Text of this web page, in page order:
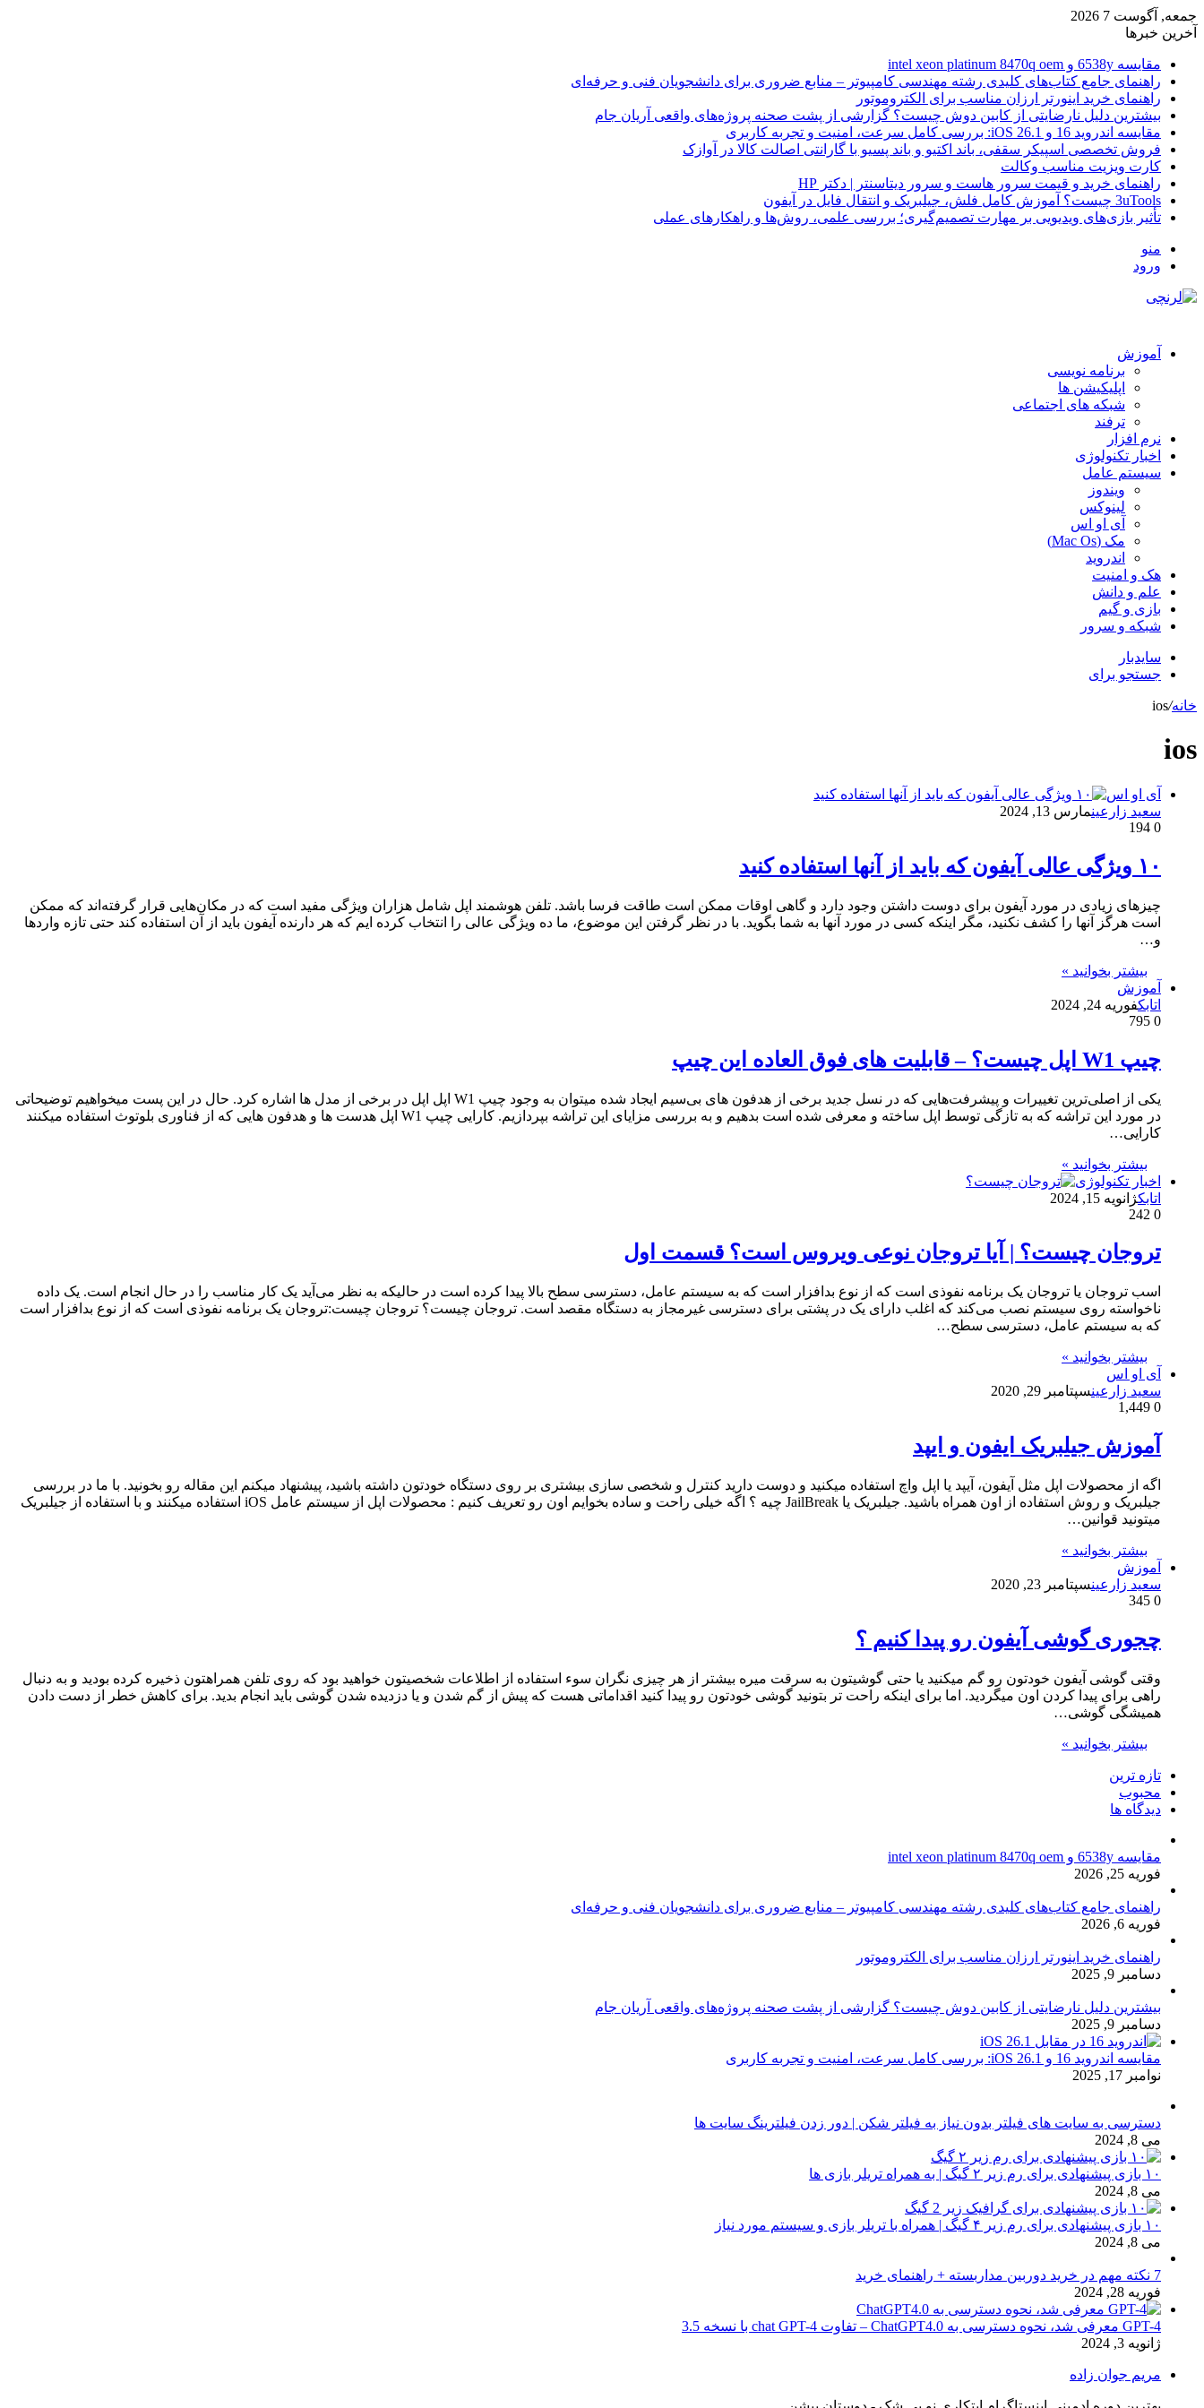
جمعه, آگوست 7 2026
آخرین خبرها
مقایسه 6538y و intel xeon platinum 8470q oem
راهنمای جامع کتاب‌های کلیدی رشته مهندسی کامپیوتر – منابع ضروری برای دانشجویان فنی و حرفه‌ای
راهنمای خرید اینورتر ارزان مناسب برای الکتروموتور
بیشترین دلیل نارضایتی از کابین دوش چیست؟ گزارشی از پشت صحنه پروژه‌های واقعی آریان جام
مقایسه اندروید 16 و iOS 26.1: بررسی کامل سرعت، امنیت و تجربه کاربری
فروش تخصصی اسپیکر سقفی، باند اکتیو و باند پسیو با گارانتی اصالت کالا در آوازک
کارت ویزیت مناسب وکالت
راهنمای خرید و قیمت سرور هاست و سرور دیتاسنتر | دکتر HP
3uTools چیست؟ آموزش کامل فلش، جیلبریک و انتقال فایل در آیفون
تأثیر بازی‌های ویدیویی بر مهارت تصمیم‌گیری؛ بررسی علمی، روش‌ها و راهکارهای عملی
منو
ورود
آموزش
برنامه نویسی
اپلیکیشن ها
شبکه های اجتماعی
ترفند
نرم افزار
اخبار تکنولوژی
سیستم عامل
ویندوز
لینوکس
آی او اس
مک (Mac Os)
اندروید
هک و امنیت
علم و دانش
بازی و گیم
شبکه و سرور
سایدبار
جستجو برای
خانه/
ios
ios
آی او اس
سعید زارعینمارس 13, 2024
0
۱۰ ویژگی عالی آیفون که باید از آنها استفاده کنید
چیزهای زیادی در مورد آیفون برای دوست داشتن وجود دارد و گاهی اوقات ممکن است طاقت فرسا باشد. تلفن هوشمند اپل شامل هزاران ویژگی مفید است که در مکان‌هایی قرار گرفته‌اند که ممکن
است هرگز آنها را کشف نکنید، مگر اینکه کسی در مورد آنها به شما بگوید. با در نظر گرفتن این موضوع، ما ده ویژگی عالی را انتخاب کرده ایم که هر دارنده آیفون باید از آن استفاده کند حتی تازه واردها
و…
بیشتر بخوانید »
آموزش
اتابکفوریه 24, 2024
0
چیپ W1 اپل چیست؟ – قابلیت های فوق العاده این چیپ
یکی از اصلی‌ترین تغییرات و پیشرفت‌هایی که در نسل جدید برخی از هدفون های بی‌سیم ایجاد شده میتوان به وجود چیپ W1 اپل اپل در برخی از مدل ها اشاره کرد. حال در این پست میخواهیم توضیحاتی
در مورد این تراشه که به تازگی توسط اپل ساخته و معرفی شده است بدهیم و به بررسی مزایای این تراشه بپردازیم. کارایی چیپ W1 اپل هدست ها و هدفون هایی که از فناوری بلوتوث استفاده میکنند
کارایی…
بیشتر بخوانید »
اخبار تکنولوژی
اتابکژانویه 15, 2024
0
تروجان چیست؟ | آیا تروجان نوعی ویروس است؟ قسمت اول
اسب تروجان یا تروجان یک برنامه نفوذی است که از نوع بدافزار است که به سیستم عامل، دسترسی سطح بالا پیدا کرده است در حالیکه به نظر می‌آید یک کار مناسب را در حال انجام است. یک داده
ناخواسته روی سیستم نصب می‌کند که اغلب دارای یک در پشتی برای دسترسی غیرمجاز به دستگاه مقصد است. تروجان چیست؟ تروجان چیست:تروجان یک برنامه نفوذی است که از نوع بدافزار است
که به سیستم عامل، دسترسی سطح…
بیشتر بخوانید »
آی او اس
سعید زارعینسپتامبر 29, 2020
0
آموزش جیلبریک ایفون و ایپد
اگه از محصولات اپل مثل آیفون، آیپد یا اپل واچ استفاده میکنید و دوست دارید کنترل و شخصی سازی بیشتری بر روی دستگاه خودتون داشته باشید، پیشنهاد میکنم این مقاله رو بخونید. با ما در بررسی
جیلبریک و روش استفاده از اون همراه باشید. جیلبریک یا JailBreak چیه ؟ اگه خیلی راحت و ساده بخوایم اون رو تعریف کنیم : محصولات اپل از سیستم عامل iOS استفاده میکنند و با استفاده از جیلبریک
میتونید قوانین…
بیشتر بخوانید »
آموزش
سعید زارعینسپتامبر 23, 2020
0
چجوری گوشی آیفون رو پیدا کنیم ؟
وقتی گوشی آیفون خودتون رو گم میکنید یا حتی گوشیتون به سرقت میره بیشتر از هر چیزی نگران سوء استفاده از اطلاعات شخصیتون خواهید بود که روی تلفن همراهتون ذخیره کرده بودید و به دنبال
راهی برای پیدا کردن اون میگردید. اما برای اینکه راحت تر بتونید گوشی خودتون رو پیدا کنید اقداماتی هست که پیش از گم شدن و یا دزدیده شدن گوشی باید انجام بدید. برای کاهش خطر از دست دادن
همیشگی گوشی…
بیشتر بخوانید »
تازه ترین
محبوب
دیدگاه ها
مقایسه 6538y و intel xeon platinum 8470q oem
فوریه 25, 2026
راهنمای جامع کتاب‌های کلیدی رشته مهندسی کامپیوتر – منابع ضروری برای دانشجویان فنی و حرفه‌ای
فوریه 6, 2026
راهنمای خرید اینورتر ارزان مناسب برای الکتروموتور
دسامبر 9, 2025
بیشترین دلیل نارضایتی از کابین دوش چیست؟ گزارشی از پشت صحنه پروژه‌های واقعی آریان جام
دسامبر 9, 2025
مقایسه اندروید 16 و iOS 26.1: بررسی کامل سرعت، امنیت و تجربه کاربری
نوامبر 17, 2025
دسترسی به سایت های فیلتر بدون نیاز به فیلتر شکن | دور زدن فیلترینگ سایت ها
می 8, 2024
۱۰ بازی پیشنهادی برای رم زیر ۲ گیگ | به همراه تریلر بازی ها
می 8, 2024
۱۰ بازی پیشنهادی برای رم زیر ۴ گیگ | همراه با تریلر بازی و سیستم مورد نیاز
می 8, 2024
7 نکته مهم در خرید دوربین مداربسته + راهنمای خرید
فوریه 28, 2024
GPT-4 معرفی شد، نحوه دسترسی به ChatGPT4.0 – تفاوت chat GPT-4 با نسخه 3.5
ژانویه 3, 2024
مریم جوان زاده